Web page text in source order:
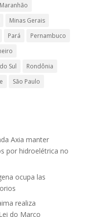
Maranhão
Minas Gerais
Pará
Pernambuco
Sul
Rondônia
São Paulo
Axia manter
por hidroelétrica no
ocupa las
realiza
do Marco